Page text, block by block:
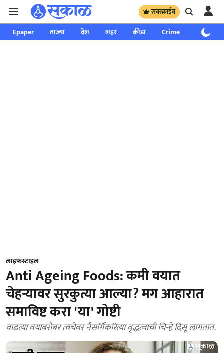
सबस्क्राईब
Epaper ताज्या देश शहर क्रीडा Crime साप्ताहिक
लाइफस्टाइल
Anti Ageing Foods: कमी वयात
चेहऱ्यावर सुरकुत्या आल्या? मग आहारात
समाविष्ट करा 'या' गोष्टी
वाढत्या वयाबरोबर त्वचेवर नैसर्गिकरित्या वृद्धत्वाची चिन्हे दिसू लागतात.